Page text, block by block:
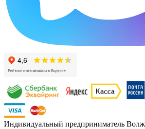
Индивидуальный предприниматель